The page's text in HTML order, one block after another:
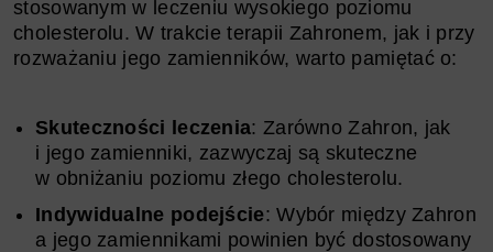
stosowanym w leczeniu wysokiego poziomu
cholesterolu. W trakcie terapii Zahronem, jak i przy
rozważaniu jego zamienników, warto pamiętać o:
Skuteczności leczenia: Zarówno Zahron, jak
i jego zamienniki, zazwyczaj są skuteczne
w obniżaniu poziomu złego cholesterolu.
Indywidualne podejście: Wybór między Zahron
a jego zamiennikami powinien być dostosowany